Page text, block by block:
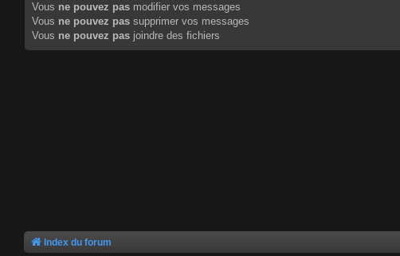
Vous ne pouvez pas modifier vos messages
Vous ne pouvez pas supprimer vos messages
Vous ne pouvez pas joindre des fichiers
Index du forum